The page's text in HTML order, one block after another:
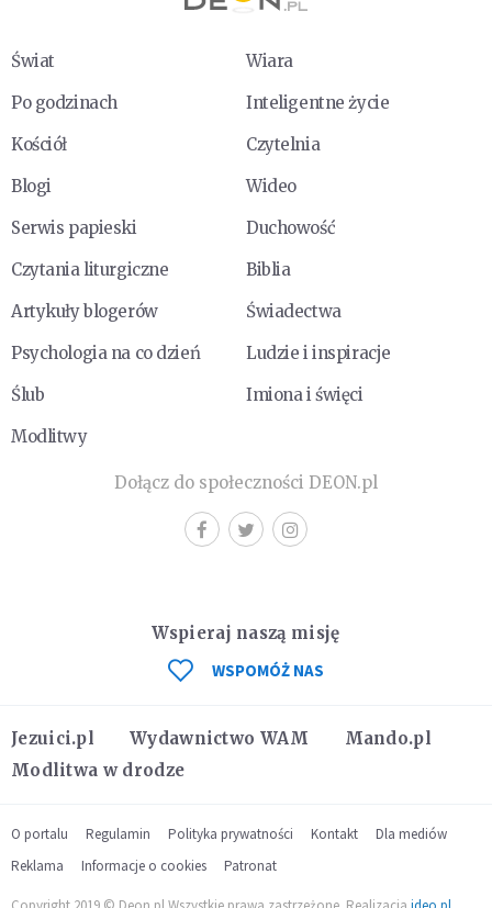
Świat
Wiara
Po godzinach
Inteligentne życie
Kościół
Czytelnia
Blogi
Wideo
Serwis papieski
Duchowość
Czytania liturgiczne
Biblia
Artykuły blogerów
Świadectwa
Psychologia na co dzień
Ludzie i inspiracje
Ślub
Imiona i święci
Modlitwy
Dołącz do społeczności DEON.pl
Jezuici.pl Wydawnictwo WAM
Mando.pl
Modlitwa w drodze
Wspieraj naszą misję
WSPOMÓŻ NAS
O portalu Regulamin Polityka prywatności Kontakt
Dla mediów
Reklama
Informacje o cookies Patronat